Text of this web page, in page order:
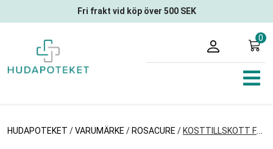
Fri frakt vid köp över 500 SEK
0
HUDAPOTEKET /VARUMÄRKE / ROSACURE / KOSTTILLSKOTT FÖR HUDEN